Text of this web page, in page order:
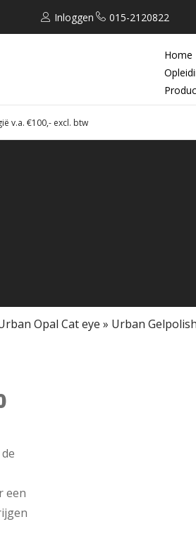
Inloggen 015-2120822
Home
v.a. €100,- excl. btw
Opal Cat eye » Urban
een